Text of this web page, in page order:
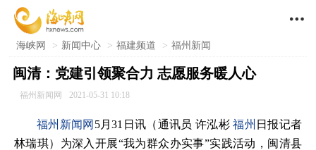

海峡网 > 新闻中心 > 福建频道 > 福州新闻
闽清：党建引领聚合力 志愿服务暖人心
福州新闻网 2021-05-31 10:18
福州新闻网 5月31日讯（通讯员 许泓彬福州 日报记者
林瑞琪）为深入开展“我为群众办实事”实践活动，闽清县